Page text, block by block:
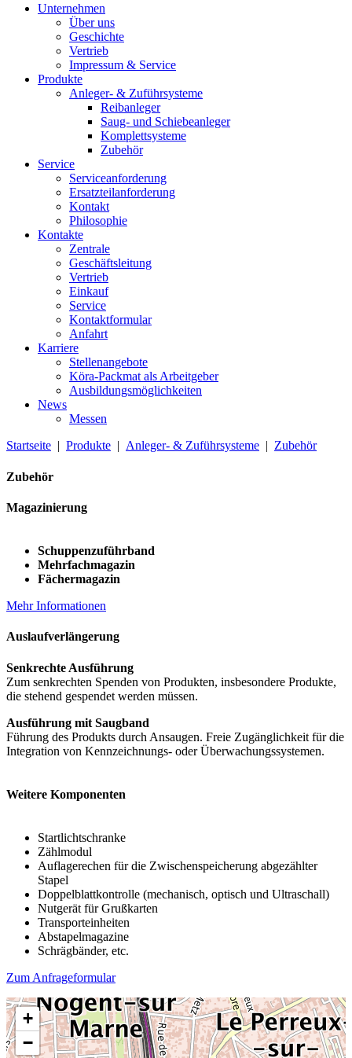
Unternehmen
Über uns
Geschichte
Vertrieb
Impressum & Service
Produkte
Anleger- & Zuführsysteme
Reibanleger
Saug- und Schiebeanleger
Komplettsysteme
Zubehör
Service
Serviceanforderung
Ersatzteilanforderung
Kontakt
Philosophie
Kontakte
Zentrale
Geschäftsleitung
Vertrieb
Einkauf
Service
Kontaktformular
Anfahrt
Karriere
Stellenangebote
Köra-Packmat als Arbeitgeber
Ausbildungsmöglichkeiten
News
Messen
Startseite | Produkte | Anleger- & Zuführsysteme | Zubehör
Zubehör
Magazinierung
Schuppenzuführband
Mehrfachmagazin
Fächermagazin
Mehr Informationen
Auslaufverlängerung
Senkrechte Ausführung
Zum senkrechten Spenden von Produkten, insbesondere Produkte,
die stehend gespendet werden müssen.
Ausführung mit Saugband
Führung des Produkts durch Ansaugen. Freie Zugänglich­keit für die
Integration von Kennzeichnungs- oder Überwachungssystemen.
Weitere Komponenten
Startlichtschranke
Zählmodul
Auflagerechen für die Zwischenspeicherung abgezählter
Stapel
Doppelblattkontrolle (mechanisch, optisch und Ultraschall)
Nutgerät für Grußkarten
Transporteinheiten
Abstapelmagazine
Schrägbänder, etc.
Zum Anfrageformular